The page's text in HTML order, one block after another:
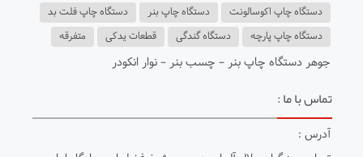
دستگاه چاپ اکوسالونت
دستگاه چاپ بنر
دستگاه چاپ فلت بد
دستگاه چاپ پارچه
دستگاه گندگی قطعات یدکی متفرقه
جوهر دستگاه چاپ بنر– چسب بنر– نوار انکودر
تماس با ما :
آدرس :